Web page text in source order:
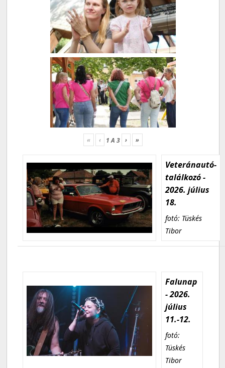
« ‹ 1A 3 › »
Veteránautó-
találkozó -
2026. július
18.
fotó: Tüskés
Tibor
Falunap
- 2026.
július
11.-12.
fotó:
Tüskés
Tibor